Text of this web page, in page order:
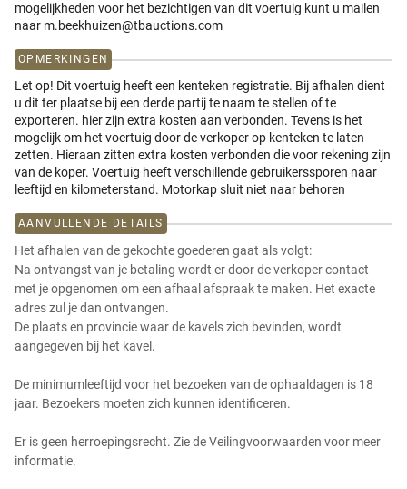
mogelijkheden voor het bezichtigen van dit voertuig kunt u mailen
naar m.beekhuizen@tbauctions.com
OPMERKINGEN
Let op! Dit voertuig heeft een kenteken registratie. Bij afhalen dient
u dit ter plaatse bij een derde partij te naam te stellen of te
exporteren. hier zijn extra kosten aan verbonden. Tevens is het
mogelijk om het voertuig door de verkoper op kenteken te laten
zetten. Hieraan zitten extra kosten verbonden die voor rekening zijn
van de koper. Voertuig heeft verschillende gebruikerssporen naar
leeftijd en kilometerstand. Motorkap sluit niet naar behoren
AANVULLENDE DETAILS
Het afhalen van de gekochte goederen gaat als volgt:
Na ontvangst van je betaling wordt er door de verkoper contact
met je opgenomen om een afhaal afspraak te maken. Het exacte
adres zul je dan ontvangen.
De plaats en provincie waar de kavels zich bevinden, wordt
aangegeven bij het kavel.
De minimumleeftijd voor het bezoeken van de ophaaldagen is 18
jaar. Bezoekers moeten zich kunnen identificeren.
Er is geen herroepingsrecht. Zie de Veilingvoorwaarden voor meer
informatie.